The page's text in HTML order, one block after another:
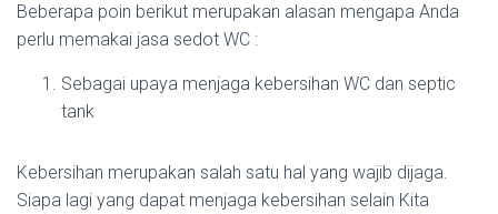
Beberapa poin berikut merupakan alasan mengapa Anda
perlu memakai jasa sedot WC :
Sebagai upaya menjaga kebersihan WC dan septic
tank
Kebersihan merupakan salah satu hal yang wajib dijaga.
Siapa lagi yang dapat menjaga kebersihan selain Kita